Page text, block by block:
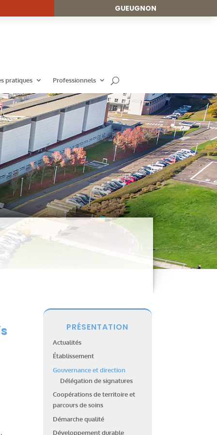
GUEUGNON
pratiques Professionnels
PRÉSENTATION
Actualités
Établissement
Gouvernance et direction
Délégation de signatures
Coopérations de territoire et
parcours de soins
Démarche qualité
Développement durable